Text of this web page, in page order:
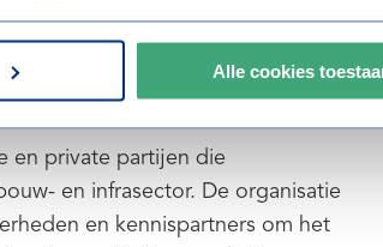
Alle cookies
opschalen en écht impact maken.
en private partijen die
en infrasector. De organisatie
en kennispartners om het